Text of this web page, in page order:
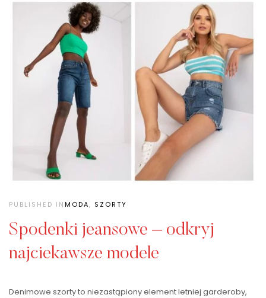
PUBLISHED INMODA, SZORTY
Spodenki jeansowe – odkryj
najciekawsze modele
Denimowe szorty to niezastąpiony element letniej garderoby,